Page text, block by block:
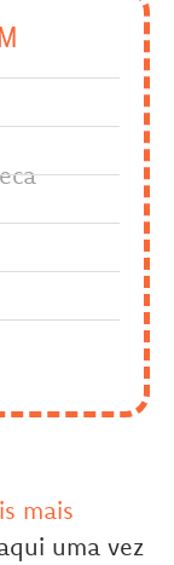
mais
uma vez